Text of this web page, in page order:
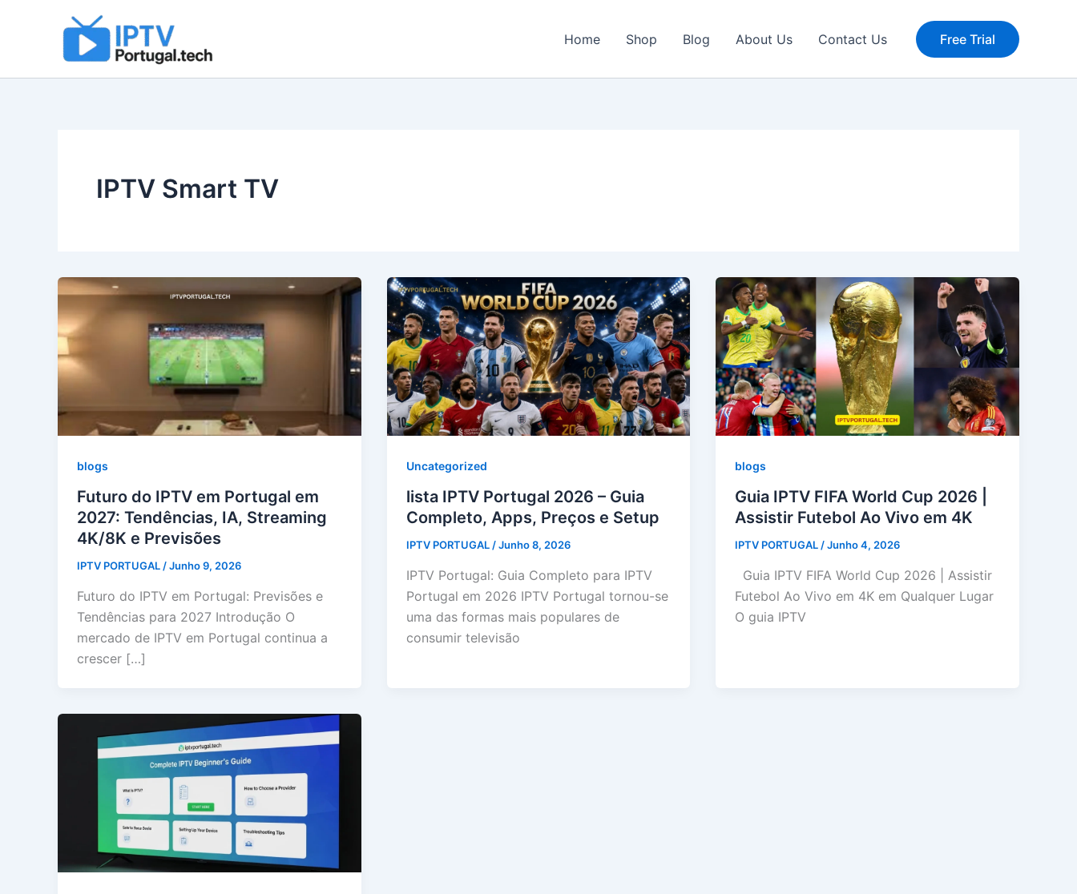
Home Shop Blog About Us Contact Us Free Trial
IPTV Smart TV
blogs
Futuro do IPTV em Portugal em
2027: Tendências, IA, Streaming
4K/8K e Previsões
IPTV PORTUGAL /Junho 9, 2026
Futuro do IPTV em Portugal: Previsões e
Tendências para 2027 Introdução O
mercado de IPTV em Portugal continua a
crescer […]
Uncategorized
lista IPTV Portugal 2026 – Guia
Completo, Apps, Preços e Setup
IPTV PORTUGAL /Junho 8, 2026
IPTV Portugal: Guia Completo para IPTV
Portugal em 2026 IPTV Portugal tornou-se
uma das formas mais populares de
consumir televisão
blogs
Guia IPTV FIFA World Cup 2026 |
Assistir Futebol Ao Vivo em 4K
IPTV PORTUGAL /Junho 4, 2026
Guia IPTV FIFA World Cup 2026 | Assistir
Futebol Ao Vivo em 4K em Qualquer Lugar
O guia IPTV